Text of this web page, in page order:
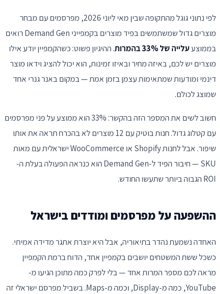
לפי נתוני גוגל מהתקופה שבין מאי ליוני 2026, מפרסמים עם מבחר
מוצרים גדול שמשתמשים בפיד מוצרים בקמפייני Demand Gen רואים
בממוצעעלייה של 33% בהמרות
. ההיגיון פשוט: כשהקמפיין יודע אילו
מוצרים יש לכם, באיזה מחיר ובאיזו זמינות, הוא יכול להציג וידאו מוצר
דינמי ומודעות שמתאימות עצמן בזמן אמת — במקום באנר גנרי אחד
שמוצג לכולם.
חשוב לשים את המספר הזה בהקשר: 33% הוא ממוצע על פני מפרסמים
עם קטלוג גדול. חנות בוטיק עם 12 מוצרים לא בהכרח תראה את אותו
שיפור. אבל לחנות Shopify או WooCommerce ישראלית עם מאות
SKU — חיבור הפיד ל-Demand Gen הוא כנראה הפעולה בעלת ה-
ROI הגבוה ביותר שתעשו החודש.
ההשפעה על מפרסמים ומודדים בישראל
האחדה נשמעת נהדר בתיאוריה, אבל היא יוצרת אתגר מדידה אמיתי.
כשכל ששת המשטחים יושבים בקמפיין אחד, הדוח ברמת הקמפיין
מראה לכם מספר המרות אחד — בלי לפרק כמה מתוכן הגיעו מ-
YouTube, כמה מ-Display, וכמה מ-Maps. בשביל מפרסם ישראלי זה